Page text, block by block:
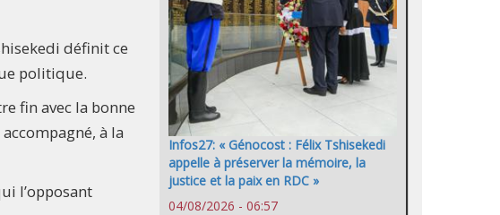
définit ce
politique.
fin avec la bonne
à la
l’opposant
Infos27: « Génocost : Félix Tshisekedi
appelle à préserver la mémoire, la
justice et la paix en RDC »
04/08/2026 - 06:57